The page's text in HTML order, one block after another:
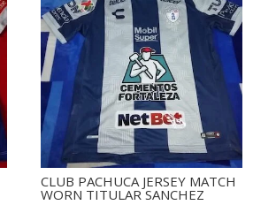
CLUB PACHUCA JERSEY MATCH
WORN TITULAR SANCHEZ